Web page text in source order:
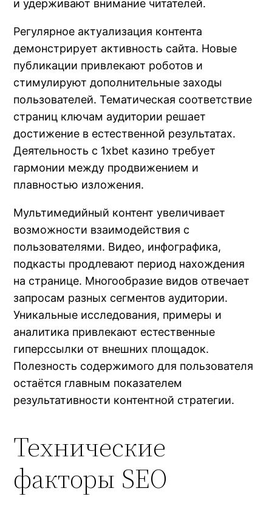
и удерживают внимание читателей.
Регулярное актуализация контента
демонстрирует активность сайта. Новые
публикации привлекают роботов и
стимулируют дополнительные заходы
пользователей. Тематическая соответствие
страниц ключам аудитории решает
достижение в естественной результатах.
Деятельность с 1xbet казино требует
гармонии между продвижением и
плавностью изложения.
Мультимедийный контент увеличивает
возможности взаимодействия с
пользователями. Видео, инфографика,
подкасты продлевают период нахождения
на странице. Многообразие видов отвечает
запросам разных сегментов аудитории.
Уникальные исследования, примеры и
аналитика привлекают естественные
гиперссылки от внешних площадок.
Полезность содержимого для пользователя
остаётся главным показателем
результативности контентной стратегии.
Технические
факторы SEO